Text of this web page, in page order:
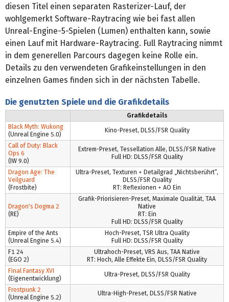
diesen Titel einen separaten Rasterizer-Lauf, der
wohlgemerkt Software-Raytracing wie bei fast allen
Unreal-Engine-5-Spielen (Lumen) enthalten kann, sowie
einen Lauf mit Hardware-Raytracing. Full Raytracing nimmt
in dem generellen Parcours dagegen keine Rolle ein.
Details zu den verwendeten Grafikeinstellungen in den
einzelnen Games finden sich in der nächsten Tabelle.
Die genutzten Spiele und die Grafikdetails
Grafikdetails
Black Myth: Wukong
(Unreal Engine 5.0)
Kino-Preset, DLSS/FSR Quality
Call of Duty: Black
Ops 6
(IW 9.0)
Extrem-Preset, Tessellation Alle, DLSS/FSR Native
Full HD: DLSS/FSR Quality
Dragon Age: The
Veilguard
(Frostbite)
Ultra-Preset, Texturen + Detailgrad „Nichtsberührt“,
DLSS/FSR Quality
RT: Reflexionen + AO Ein
Dragon's Dogma 2
(RE)
Grafik-Priorisieren-Preset, Maximale Qualität, TAA
Native
RT: Ein
Full HD: DLSS/FSR Quality
Empire of the Ants
(Unreal Engine 5.4)
Hoch-Preset, TSR Ultra Quality
Full HD: DLSS/FSR Quality
F1 24
(EGO 2)
Ultrahoch-Preset, VRS Aus, TAA Native
RT: Hoch, Alle Effekte Ein, DLSS/FSR Quality
Final Fantasy XVI
(Eigenentwicklung)
Ultra-Preset, DLSS/FSR Quality
Frostpunk 2
(Unreal Engine 5.2)
Ultra-High-Preset, DLSS/FSR Native